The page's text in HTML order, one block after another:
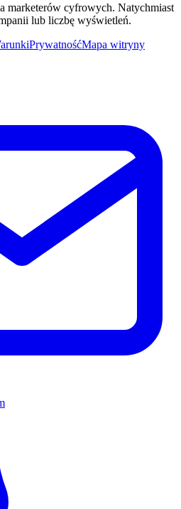
marketerów cyfrowych. Natychmiast
lub liczbę wyświetleń.
PrywatnośćMapa witryny